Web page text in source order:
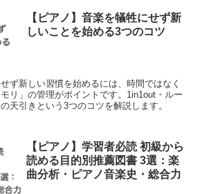
【ピアノ】音楽を犠牲にせず新
しいことを始める3つのコツ
ず新しい習慣を始めるには、時間ではなく
モリ」の管理がポイントです。1in1out・ルー
天引きという3つのコツを解説します。
【ピアノ】学習者必読 初級から
読める目的別推薦図書 3選：楽
曲分析・ピアノ音楽史・総合力